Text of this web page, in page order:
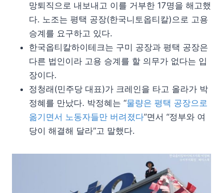
망퇴직으로 내보내고 이를 거부한 17명을 해고했
다. 노조는 평택 공장(한국니토옵티칼)으로 고용
승계를 요구하고 있다.
한국옵티칼하이테크는 구미 공장과 평택 공장은
다른 법인이라 고용 승계를 할 의무가 없다는 입
장이다.
정청래(민주당 대표)가 크레인을 타고 올라가 박
정혜를 만났다. 박정혜는 “물량은 평택 공장으로
옮기면서 노동자들만 버려졌다”면서 “정부와 여
당이 해결해 달라”고 말했다.